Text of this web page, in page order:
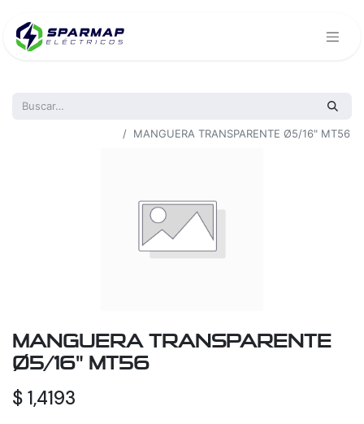
MANGUERA TRANSPARENTE Ø5/16" MT56
MANGUERA TRANSPARENTE
Ø5/16" MT56
$ 1,4193